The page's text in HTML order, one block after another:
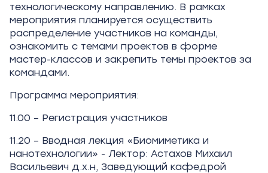
технологическому направлению. В рамках
мероприятия планируется осуществить
распределение участников на команды,
ознакомить с темами проектов в форме
мастер-классов и закрепить темы проектов за
командами.
Программа мероприятия:
11.00 – Регистрация участников
11.20 – Вводная лекция «Биомиметика и
нанотехнологии» - Лектор: Астахов Михаил
Васильевич д.х.н, Заведующий кафедрой